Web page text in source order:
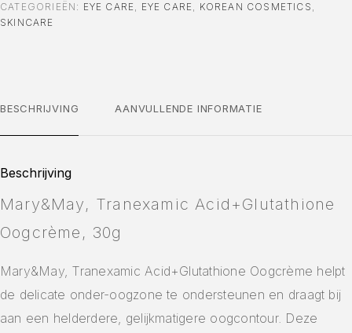
CATEGORIEËN: EYE CARE, EYE CARE, KOREAN COSMETICS ,
SKINCARE
BESCHRIJVING AANVULLENDE INFORMATIE
Beschrijving
Mary&May, Tranexamic Acid+Glutathione
Oogcrème, 30g
Mary&May, Tranexamic Acid+Glutathione Oogcrème helpt
de delicate onder-oogzone te ondersteunen en draagt bij
aan een helderdere, gelijkmatigere oogcontour. Deze